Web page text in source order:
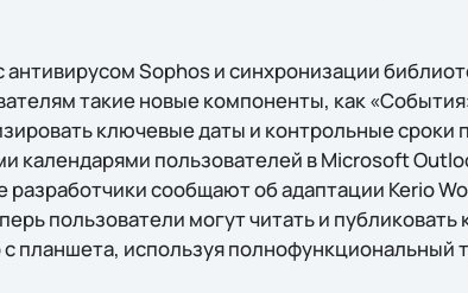
Sophos и синхронизации
такие новые компоненты, как
ключевые даты и контрольные сроки
календарями пользователей в Microsoft
сообщают об адаптации Kerio
пользователи могут читать и
планшета, используя полнофункциональный